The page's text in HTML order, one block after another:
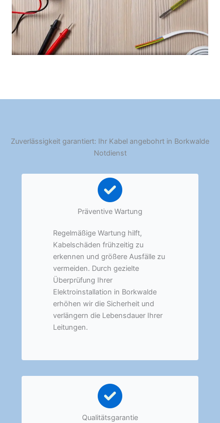
Zuverlässigkeit garantiert: Ihr Kabel angebohrt in Borkwalde
Notdienst
Präventive Wartung
Regelmäßige Wartung hilft,
Kabelschäden frühzeitig zu
erkennen und größere Ausfälle zu
vermeiden. Durch gezielte
Überprüfung Ihrer
Elektroinstallation in Borkwalde
erhöhen wir die Sicherheit und
verlängern die Lebensdauer Ihrer
Leitungen.
Qualitätsgarantie